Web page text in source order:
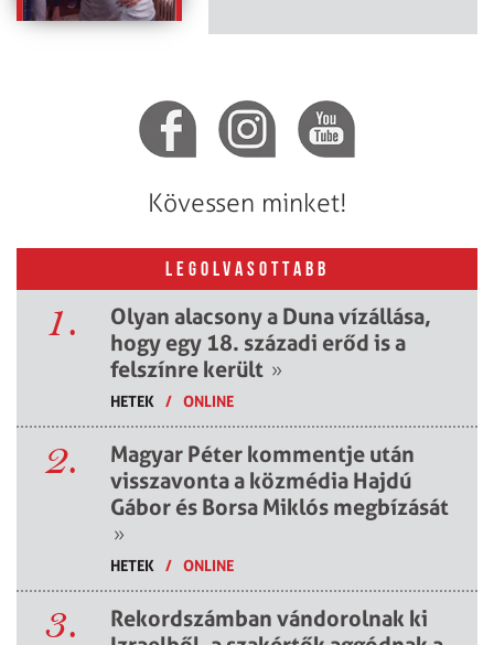
Kövessen minket!
LEGOLVASOTTABB
1.
Olyan alacsony a Duna vízállása,
hogy egy 18. századi erőd is a
felszínre került »
HETEK / ONLINE
2.
Magyar Péter kommentje után
visszavonta a közmédia Hajdú
Gábor és Borsa Miklós megbízását
»
HETEK / ONLINE
3.
Rekordszámban vándorolnak ki